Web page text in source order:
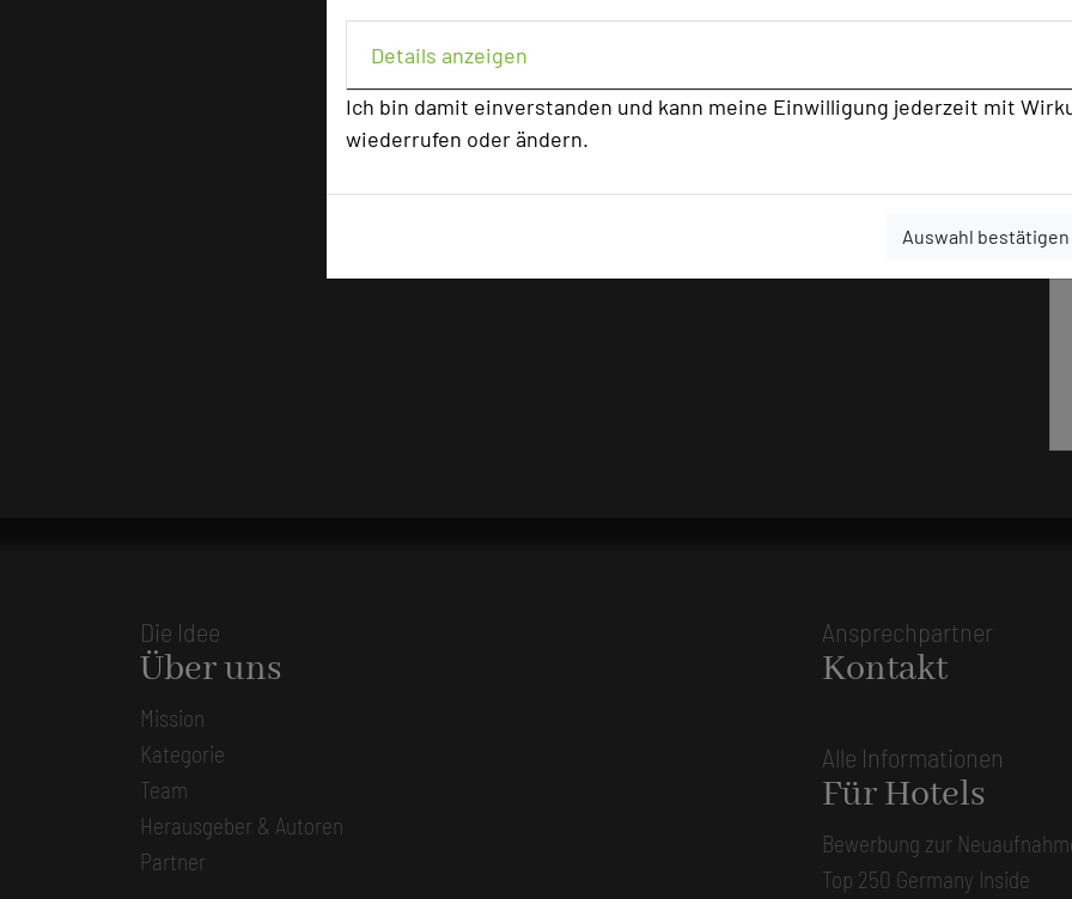
Details anzeigen
Ich bin damit einverstanden und kann meine Einwilligung jederzeit mit
wiederrufen oder ändern.
Auswahl bestätigen
Die Idee
Über uns
Mission
Kategorie
Team
Herausgeber & Autoren
Partner
Ansprechpartner
Kontakt
Alle Informationen
Für Hotels
Bewerbung zur
Top 250 Germany Inside